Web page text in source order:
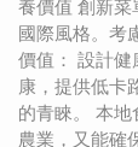
養價值 創新
國際風格。考
價值： 設計
康，提供低卡
的青睞。 本
農業，又能確